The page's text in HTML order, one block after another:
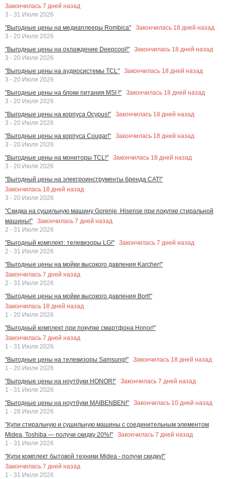
Закончилась 7 дней назад
3 - 31 Июля 2026
"Выгодные цены на медиаплееры Rombica"
Закончилась 18 дней назад
3 - 20 Июля 2026
"Выгодные цены на охлаждение Deepcool!"
Закончилась 18 дней назад
3 - 20 Июля 2026
"Выгодные цены на аудиосистемы TCL"
Закончилась 18 дней назад
3 - 20 Июля 2026
"Выгодные цены на блоки питания MSI !"
Закончилась 18 дней назад
3 - 20 Июля 2026
"Выгодные цены на корпуса Ocypus!"
Закончилась 18 дней назад
3 - 20 Июля 2026
"Выгодные цены на корпуса Cougar!"
Закончилась 18 дней назад
3 - 20 Июля 2026
"Выгодные цены на мониторы TCL!"
Закончилась 18 дней назад
3 - 20 Июля 2026
"Выгодный цены на электроинструменты бренда CAT!"
Закончилась 18 дней назад
3 - 20 Июля 2026
"Скидка на сушильную машину Gorenje, Hisense при покупке стиральной
машины!"
Закончилась 7 дней назад
2 - 31 Июля 2026
"Выгодный комплект: телевизоры LG!"
Закончилась 7 дней назад
2 - 31 Июля 2026
"Выгодные цены на мойки высокого давления Karcher!"
Закончилась 7 дней назад
2 - 31 Июля 2026
"Выгодные цены на мойки высокого давления Bort!"
Закончилась 18 дней назад
1 - 20 Июля 2026
"Выгодный комплект при покупке смартфона Honor!"
Закончилась 7 дней назад
1 - 31 Июля 2026
"Выгодные цены на телевизоры Samsung!"
Закончилась 18 дней назад
1 - 20 Июля 2026
"Выгодные цены на ноутбуки HONOR!"
Закончилась 7 дней назад
1 - 31 Июля 2026
"Выгодные цены на ноутбуки MAIBENBEN!"
Закончилась 10 дней назад
1 - 28 Июля 2026
"Купи стиральную и сушильную машины с соединительным элементом
Midea, Toshiba — получи скидку 20%!"
Закончилась 7 дней назад
1 - 31 Июля 2026
"Купи комплект бытовой техники Midea - получи скидку!"
Закончилась 7 дней назад
1 - 31 Июля 2026